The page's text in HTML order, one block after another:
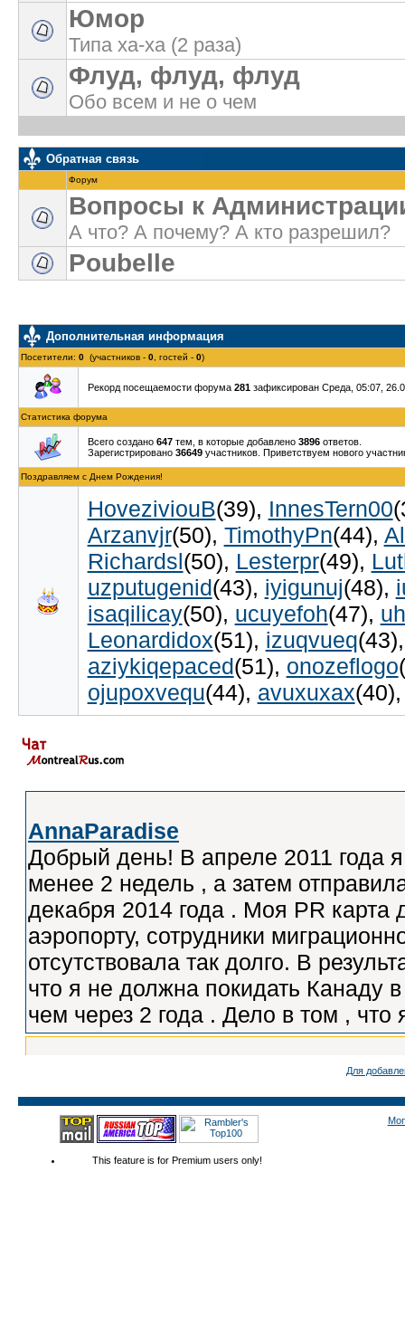
Юмор
Типа ха-ха (2 раза)
Флуд, флуд, флуд
Обо всем и не о чем
Обратная связь
Форум
Вопросы к
А что? А почему? А кто разрешил?
Poubelle
Дополнительная информация
Посетители: 0(участников - 0, гостей - 0)
Рекорд посещаемости форума 281зафиксирован Среда, 05:07,
Статистика форума
Всего создано 647тем, в которые добавлено 3896ответов.
Зарегистрировано 36649участников. Приветствуем нового
Поздравляем с Днем Рождения!
HoveziviouB(39), InnesTern00
Arzanvjr(50), TimothyPn(44),
Richardsl(50), Lesterpr(49),
uzputugenid(43), iyigunuj(48),
isaqilicay(50), ucuyefoh(47),
Leonardidox(51), izuqvueq(43)
aziykiqepaced(51), onozeflogo
ojupoxvequ(44), avuxuxax(40)
Для
This feature is for Premium users only!